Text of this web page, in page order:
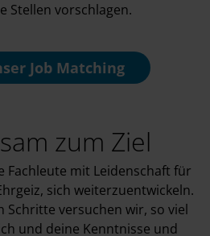
Stellen vorschlagen.
Job Matching
zum Ziel
Fachleute mit Leidenschaft für
sich weiterzuentwickeln.
Schritte versuchen wir, so viel
und deine Kenntnisse und